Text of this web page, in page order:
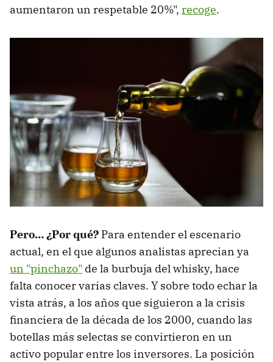
aumentaron un respetable 20%", recoge.
Pero… ¿Por qué? Para entender el escenario
actual, en el que algunos analistas aprecian ya
un "pinchazo" de la burbuja del whisky, hace
falta conocer varias claves. Y sobre todo echar la
vista atrás, a los años que siguieron a la crisis
financiera de la década de los 2000, cuando las
botellas más selectas se convirtieron en un
activo popular entre los inversores. La posición